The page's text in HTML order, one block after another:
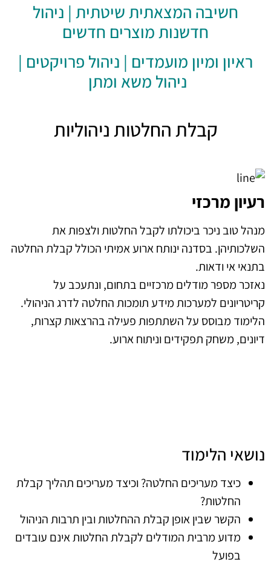
חשיבה המצאתית שיטתית | ניהול
חדשנות מוצרים חדשים
ראיון ומיון מועמדים | ניהול פרויקטים |
ניהול משא ומתן
קבלת החלטות ניהוליות
רעיון מרכזי
מנהל טוב ניכר ביכולתו לקבל החלטות ולצפות את
השלכותיהן. בסדנה ינותח ארוע אמיתי הכולל קבלת החלטה
בתנאי אי ודאות.
נאזכר מספר מודלים מרכזיים בתחום, ונתעכב על
קריטריונים למערכות מידע תומכות החלטה לדרג הניהולי.
הלימוד מבוסס על השתתפות פעילה בהרצאות קצרות,
דיונים, משחק תפקידים וניתוח ארוע.
הקשר שבין אופן קבלת ההחלטות ובין תרבות הניהול
מדוע מרבית המודלים לקבלת החלטות אינם עובדים
בפועל
מודל פרגמטי לקבלת החלטות
צפיית השלכות של החלטה
לאחר שהתקבלה ההחלטה, איך "מוכרים אותה" ואיך
דואגים למימוש.